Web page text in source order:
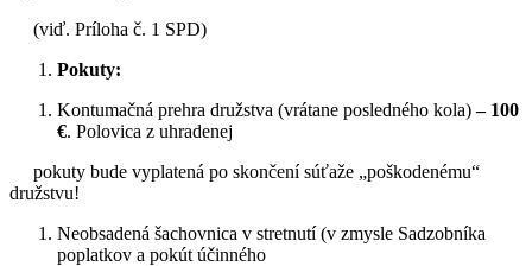
(viď. Príloha č. 1 SPD)
Pokuty:
Kontumačná prehra družstva (vrátane posledného kola)– 100
€. Polovica z uhradenej
pokuty bude vyplatená po skončení súťaže „poškodenému“
družstvu!
Neobsadená šachovnica v stretnutí (v zmysle Sadzobníka
poplatkov a pokút účinného